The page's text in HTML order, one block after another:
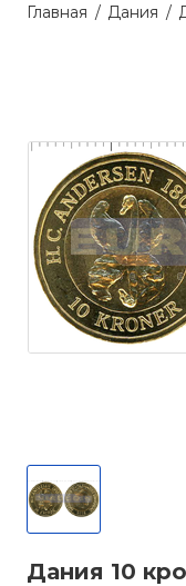
Главная Дания
Дания 10